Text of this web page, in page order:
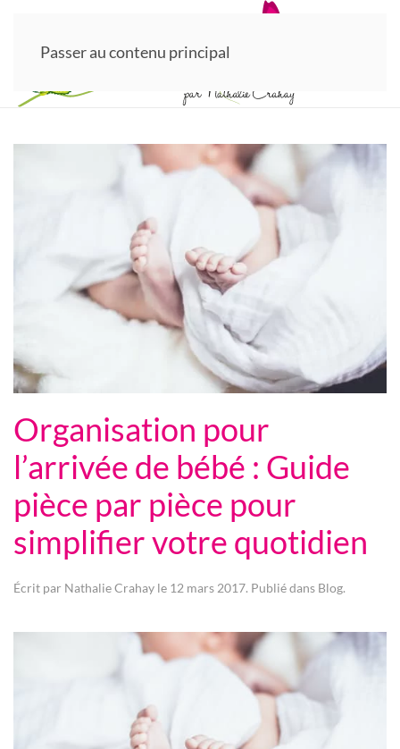
Passer au contenu principal
Organisation pour
l’arrivée de bébé : Guide
pièce par pièce pour
simplifier votre quotidien
Écrit par Nathalie Crahay le 12 mars 2017. Publié dans Blog.